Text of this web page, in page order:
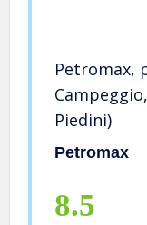
Petromax,
Piedini)
Petromax
8.5